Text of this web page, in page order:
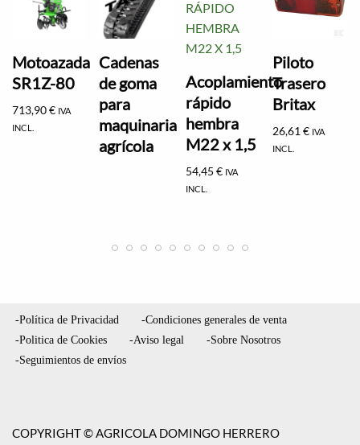
Motoazada
SR1Z-80
713,90€ IVA
INCL.
Cadenas
de goma
para
maquinaria
agrícola
Acoplamiento
rápido
hembra
M22 x 1,5
54,45€ IVA
INCL.
Piloto
Trasero
Britax
26,61€ IVA
INCL.
-Política de Privacidad
-Condiciones generales de venta
-Politica de Cookies
-Aviso legal
-Sobre Nosotros
-Seguimientos de envíos
COPYRIGHT © AGRICOLA DOMINGO HERRERO